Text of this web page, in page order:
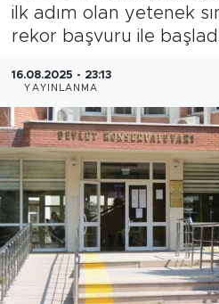
ilk adım olan yetenek
rekor başvuru ile
16.08.2025 - 23:13
YAYINLANMA
Ekonomi
Eğitim
Sanat
Bölge
Teknoloji
Magazin
Dünya
Son Dakika Haberleri
Haber Arşivi